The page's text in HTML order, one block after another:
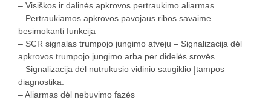
– Visiškos ir dalinės apkrovos pertraukimo aliarmas
– Pertraukiamos apkrovos pavojaus ribos savaime
besimokanti funkcija
– SCR signalas trumpojo jungimo atveju – Signalizacija dėl
apkrovos trumpojo jungimo arba per didelės srovės
– Signalizacija dėl nutrūkusio vidinio saugiklio Įtampos
diagnostika:
– Aliarmas dėl nebuvimo fazės